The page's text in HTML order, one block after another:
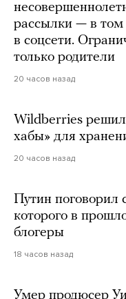
рассылки — в том
в соцсети.
только родители
20 часов назад
Wildberries
хабы» для
20 часов назад
Путин
которого в
блогеры
18 часов назад
Умер продюсер